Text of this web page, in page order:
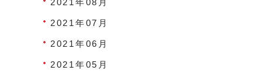
2021年08月
2021年07月
2021年06月
2021年05月